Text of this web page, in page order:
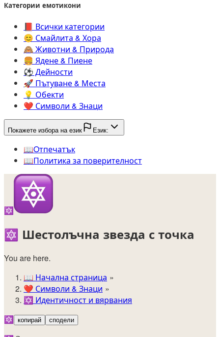
Категории емотикони
📕️ Всички категории
😊️ Смайлита & Хора
🙈️ Животни & Природа
🍔️ Ядене & Пиене
⚽️ Дейности
🚀️ Пътуване & Места
💡️ Обекти
❤️ Символи & Знаци
Покажете избора на език Език:
📖️Oтпечатък
📖️Политика за поверителност
🔯
🔯 Шестолъчна звезда с точка
You are here.
📖 Начална страница
❤️ Символи & Знаци
✡️ Идентичност и вярвания
🔯 копирай сподели